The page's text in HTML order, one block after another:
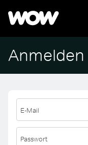
Anmelden
E-Mail
Passwort